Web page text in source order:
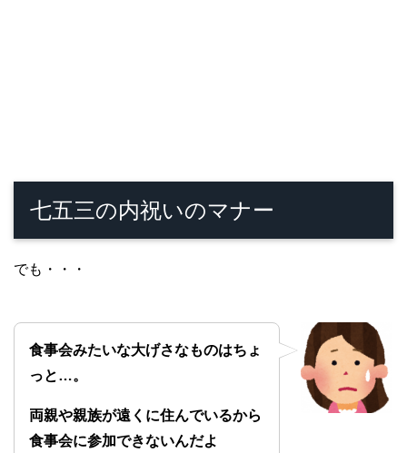
七五三の内祝いのマナー
でも・・・
食事会みたいな大げさなものはちょ
っと…。
両親や親族が遠くに住んでいるから
食事会に参加できないんだよ